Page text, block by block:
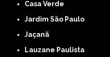
Casa Verde
Jardim São Paulo
Jaçanã
Lauzane Paulista